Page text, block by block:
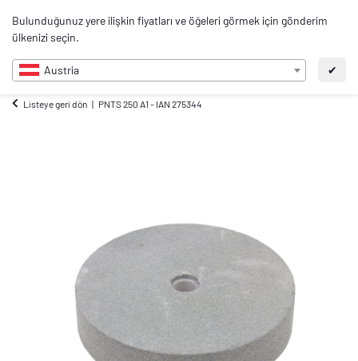
Bulunduğunuz yere ilişkin fiyatları ve öğeleri görmek için gönderim
ülkenizi seçin.
Austria ✔
TR
Listeye geri dön PNTS 250 A1 - IAN 275344